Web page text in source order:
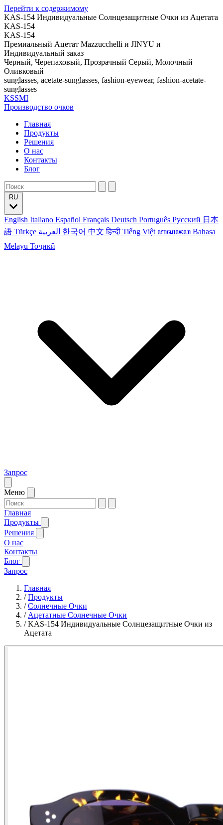
Перейти к содержимому
KAS-154 Индивидуальные Солнцезащитные Очки из Ацетата
KAS-154
KAS-154
Премиальный Ацетат Mazzucchelli и JINYU и
Индивидуальный заказ
Черный, Черепаховый, Прозрачный Серый, Молочный
Оливковый
sunglasses, acetate-sunglasses, fashion-eyewear, fashion-acetate-
sunglasses
KSSMI
Производство очков
Главная
Продукты
Решения
О нас
Контакты
Блог
English Italiano Español Français Deutsch Português Русский 日本
語 Türkçe 한국어 中文हिन्दी Tiếng Việt ꦧꦱꦗꦮ Bahasa
Melayu Тоҷикӣ
Запрос
Меню
Главная
Продукты
Решения
О нас
Контакты
Блог
Запрос
Главная
/Продукты
/Солнечные Очки
/ Ацетатные Солнечные Очки
/KAS-154 Индивидуальные Солнцезащитные Очки из
Ацетата